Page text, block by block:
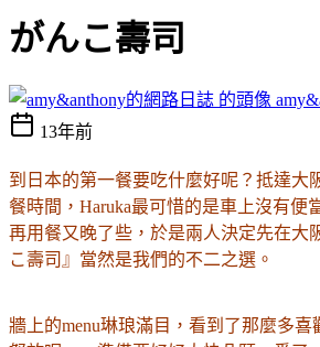
がんこ壽司
13年前
到日本的第一餐要吃什麼好呢？抵達大
餐時間，Haruka最可惜的是車上沒有便
再用餐又晚了些，於是兩人決定先在大
こ壽司』當然是我們的不二之選。
牆上的menu琳琅滿目 ，看到了那麼多